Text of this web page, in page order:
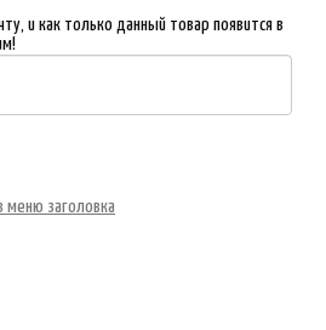
и как только данный товар появится в